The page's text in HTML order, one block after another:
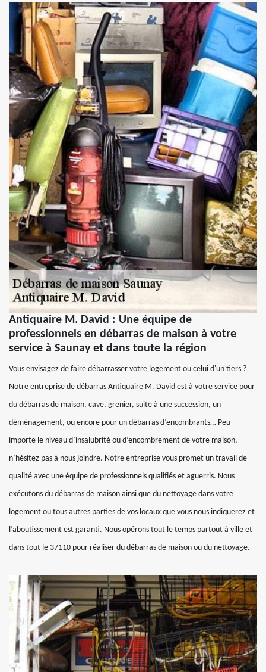
Antiquaire M. David : Une équipe de
professionnels en débarras de maison à votre
service à Saunay et dans toute la région
Vous envisagez de faire débarrasser votre logement ou celui d'un tiers ?
Notre entreprise de débarras Antiquaire M. David est à votre service pour
du débarras de maison, cave, grenier, suite à une succession, un
déménagement, ou encore pour un débarras d’encombrants… Peu
importe le niveau d’insalubrité ou d’encombrement de votre maison,
n’hésitez pas à nous joindre. Notre entreprise vous promet un travail de
qualité avec une équipe de professionnels qualifiés et aguerris. Nous
exécutons du débarras de maison ainsi que du nettoyage dans votre
logement ou tous autres parties de vos locaux que vous nous indiquerez et
l’aboutissement est garanti. Nous opérons tout le temps partout à ville et
dans tout le 37110 pour réaliser du débarras de maison ou du nettoyage.